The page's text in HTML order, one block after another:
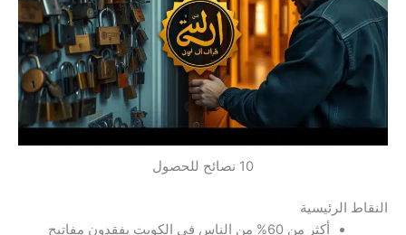
10 نصائح للحصول
النقاط الرئيسية
أكثر من 60% من الناس في الكويت يفقدون مفاتيح